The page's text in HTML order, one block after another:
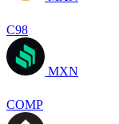
C98
MXN
COMP